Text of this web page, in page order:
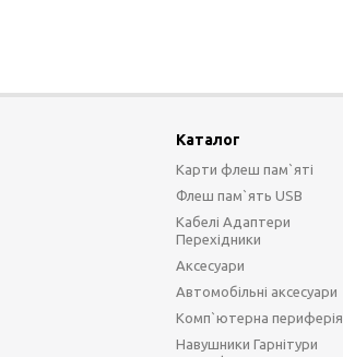
Каталог
Карти флеш пам`яті
Флеш пам`ять USB
Кабелі Адаптери
Перехідники
Аксесуари
Автомобільні аксесуари
Комп`ютерна периферія
Навушники Гарнітури